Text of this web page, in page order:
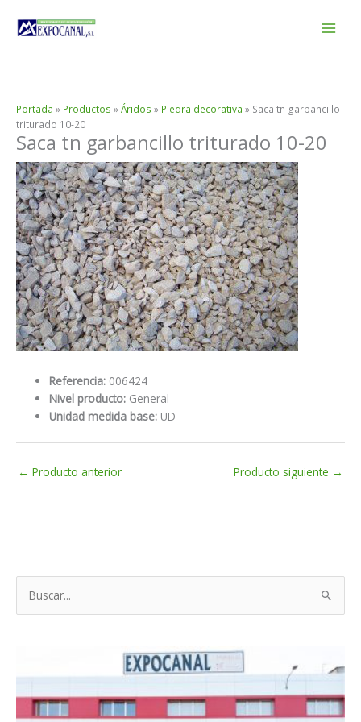
Portada » Productos »Áridos » Piedra decorativa » Saca tn garbancillo
triturado 10-20
Saca tn garbancillo triturado 10-20
Referencia: 006424
Nivel producto: General
Unidad medida base: UD
← Producto anterior Producto siguiente →
r
p